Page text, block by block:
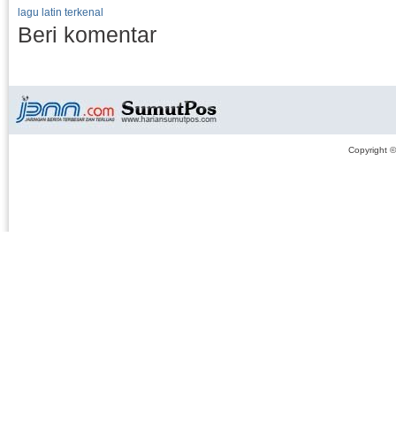
lagu latin terkenal
Beri komentar
Copyright